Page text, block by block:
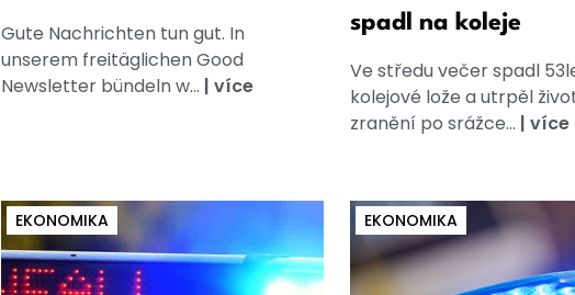
Gute Nachrichten tun gut. In
unserem freitäglichen Good
Newsletter bündeln w... | více
spadl na koleje
Ve středu večer spadl
kolejové lože a utrpěl
zranění po srážce... | více
EKONOMIKA EKONOMIKA